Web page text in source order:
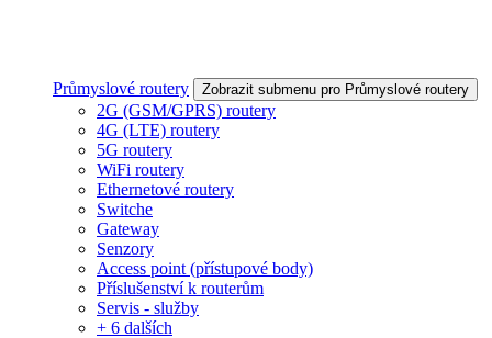
Průmyslové routery Zobrazit submenu pro Průmyslové routery
2G (GSM/GPRS) routery
4G (LTE) routery
5G routery
WiFi routery
Ethernetové routery
Switche
Gateway
Senzory
Access point (přístupové body)
Příslušenství k routerům
Servis - služby
+ 6 dalších